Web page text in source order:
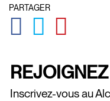
PARTAGER
Inscrivez-vous au